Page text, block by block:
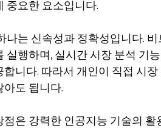
중요한 요소입니다.
나는 신속성과 정확성입니다.
실행하며, 실시간 시장 분석 기
합니다. 따라서 개인이 직접 시
도 됩니다.
점은 강력한 인공지능 기술의